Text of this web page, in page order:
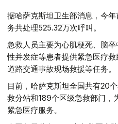
据哈萨克斯坦卫生部消息，今
务共处理525.32万次呼叫。
急救人员主要为心肌梗死、脑
性并发症等患者提供紧急医疗
道路交通事故现场救援等任务。
目前，哈萨克斯坦全国共有20
救分站和189个区级急救部门，
紧急医疗服务。